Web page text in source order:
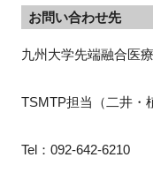
お問い合わせ先
九州大学先端融合医
TSMTP担当（二井・
Tel：092-642-6210